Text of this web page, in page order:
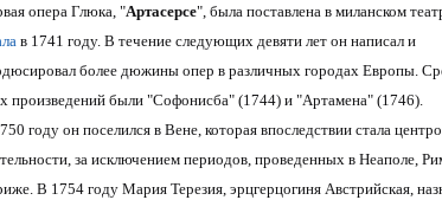
опера Глюка, "Артасерсе", была поставлена в миланском
в 1741 году. В течение следующих девяти лет он написал и
более дюжины опер в различных городах Европы.
произведений были "Софонисба" (1744) и "Артамена" (1746).
году он поселился в Вене, которая впоследствии стала
за исключением периодов, проведенных в Неаполе,
В 1754 году Мария Терезия, эрцгерцогиня Австрийская,